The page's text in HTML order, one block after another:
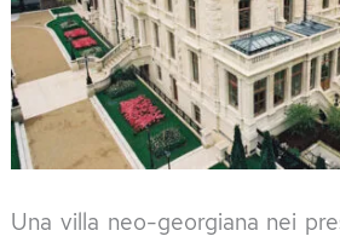
Una villa neo-georgiana nei